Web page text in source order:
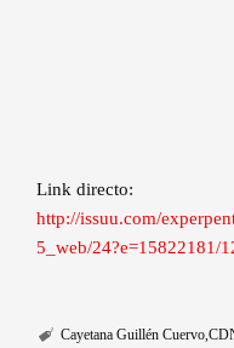
Link directo:
http://issuu.com/
5_web/24?e=15822181/
Cayetana Guillén Cuervo